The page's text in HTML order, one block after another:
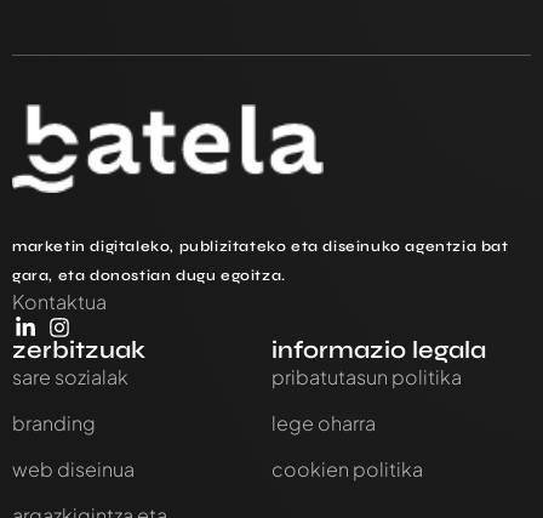
marketin digitaleko, publizitateko eta diseinuko agentzia bat
gara, eta donostian dugu egoitza.
Kontaktua
zerbitzuak
sare sozialak
branding
web diseinua
informazio legala
pribatutasun politika
lege oharra
cookien politika